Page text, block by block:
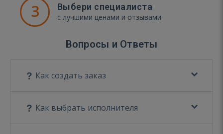
3 Выбери специалиста
с лучшими ценами и отзывами
Вопросы и Ответы
Как создать заказ
Как выбрать исполнителя